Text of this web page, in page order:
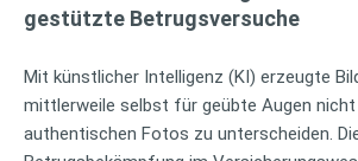
gestützte Betrugsversuche
Mit künstlicher Intelligenz (KI) erzeugte
mittlerweile selbst für geübte Augen nicht
authentischen Fotos zu unterscheiden.